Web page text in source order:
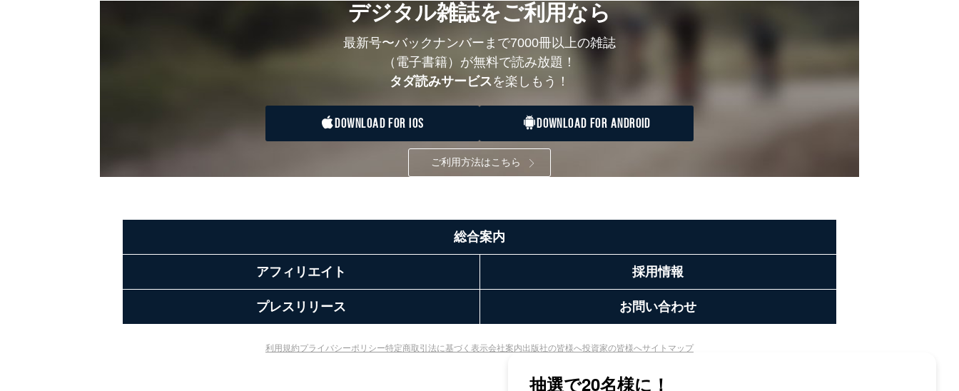
デジタル雑誌をご利用なら
最新号〜バックナンバーまで7000冊以上の雑誌
（電子書籍）が無料で読み放題！
タダ読みサービスを楽しもう！
DOWNLOAD FOR IOS DOWNLOAD FOR ANDROID
ご利用方法はこちら
総合案内
アフィリエイト 採用情報
プレスリリース お問い合わせ
利用規約プライバシーポリシー特定商取引法に基づく表示会社案内出版社の皆様へ投資家の皆様へサイトマップ